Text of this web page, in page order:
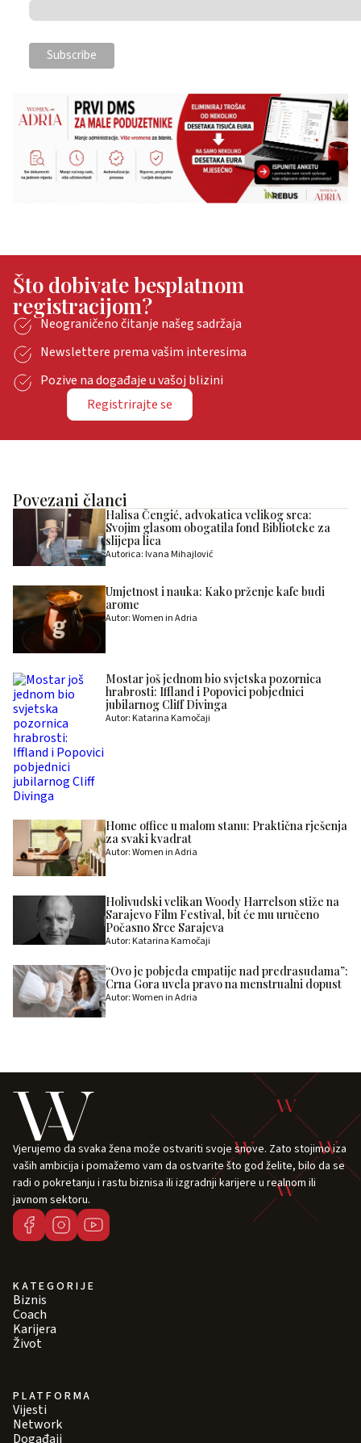
Što dobivate besplatnom
registracijom?
Neograničeno čitanje našeg sadržaja
Newslettere prema vašim interesima
Pozive na događaje u vašoj blizini
Registrirajte se
Povezani članci
Halisa Čengić, advokatica velikog srca:
Svojim glasom obogatila fond Biblioteke za
slijepa lica
Autorica: Ivana Mihajlović
Umjetnost i nauka: Kako prženje kafe budi
arome
Autor: Women in Adria
Mostar još jednom bio svjetska pozornica
hrabrosti: Iffland i Popovici pobjednici
jubilarnog Cliff Divinga
Autor: Katarina Kamočaji
Home office u malom stanu: Praktična rješenja
za svaki kvadrat
Autor: Women in Adria
Holivudski velikan Woody Harrelson stiže na
Sarajevo Film Festival, bit će mu uručeno
Počasno Srce Sarajeva
Autor: Katarina Kamočaji
“Ovo je pobjeda empatije nad predrasudama”:
Crna Gora uvela pravo na menstrualni dopust
Autor: Women in Adria
Vjerujemo da svaka žena može ostvariti svoje snove. Zato stojimo iza
vaših ambicija i pomažemo vam da ostvarite što god želite, bilo da se
radi o pokretanju i rastu biznisa ili izgradnji karijere u realnom ili
javnom sektoru.
KATEGORIJE
Biznis
Coach
Karijera
Život
PLATFORMA
Vijesti
Network
Događaji